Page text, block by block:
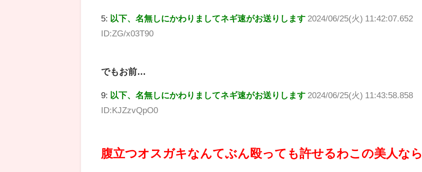
5: 以下、名無しにかわりましてネギ速がお送りします 2024/06/25(火) 11:42:07.652
ID:ZG/x03T90
でもお前…
9: 以下、名無しにかわりましてネギ速がお送りします 2024/06/25(火) 11:43:58.858
ID:KJZzvQpO0
腹立つオスガキなんてぶん殴っても許せるわこの美人なら